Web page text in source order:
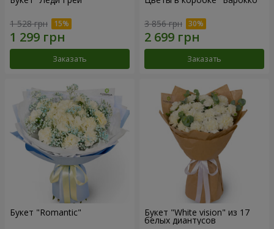
1 528 грн
Заказать
3 856 грн
Заказать
Букет "Romantic" Букет "White vision" из 17
белых диантусов